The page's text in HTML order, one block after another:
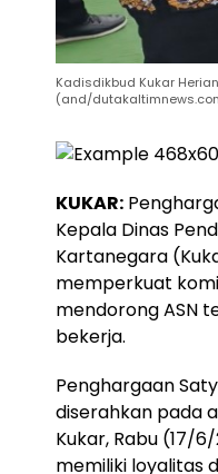
Kadisdikbud Kukar
(and/
KUKAR:
Kepala Dinas
Kartanegara
memperkuat
mendorong ASN
bekerja.
Penghargaan
diserahkan pada
Kukar, Rabu (17/
memiliki loyalitas